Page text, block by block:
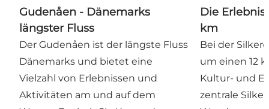
Gudenåen - Dänemarks
längster Fluss
Der Gudenåen ist der längste Fluss
Dänemarks und bietet eine
Vielzahl von Erlebnissen und
Aktivitäten am und auf dem
Die
km
Bei der
um einen 12
Kultur- und
zentrale